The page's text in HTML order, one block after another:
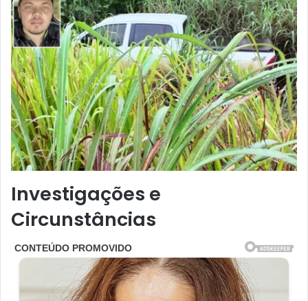
Investigações e
Circunstâncias